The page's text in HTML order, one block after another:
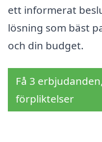
ett informerat
lösning som bäst
och din budget.
Få 3
förpliktelser